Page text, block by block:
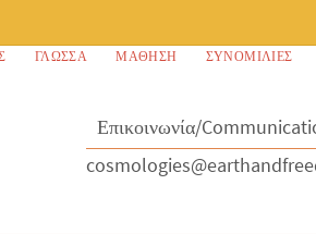
ΓΛΏΣΣΑ ΜΆΘΗΣΗ ΣΥΝΟΜΙΛΊΕΣ
Επικοινωνία/